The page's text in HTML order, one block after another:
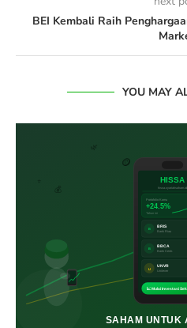
BEI Kembali Raih
YOU MAY